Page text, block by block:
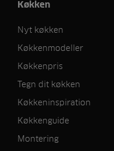
Køkken
Nyt køkken
Køkkenmodeller
Køkkenpris
Tegn dit køkken
Køkkeninspiration
Køkkenguide
Montering